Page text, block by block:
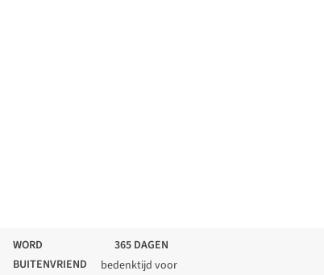
WORD
BUITENVRIEND
365 DAGEN
bedenktijd voor